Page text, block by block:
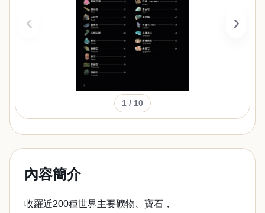
‹ ›
1 / 10
內容簡介
收羅近200種世界主要礦物、寶石，